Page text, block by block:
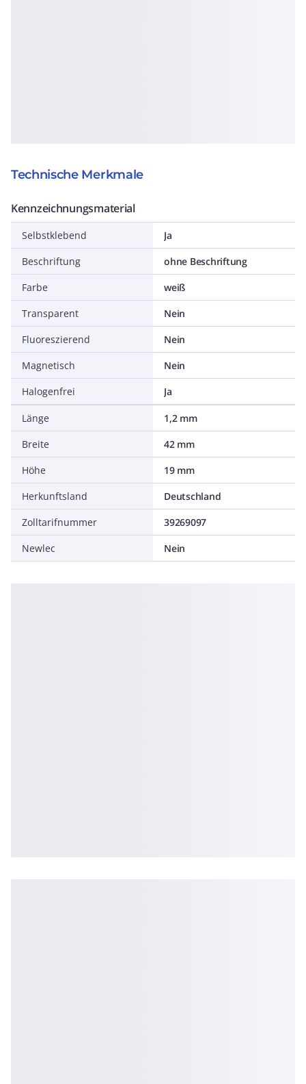
Technische Merkmale
Kennzeichnungsmaterial
Selbstklebend
Ja
Beschriftung
ohne Beschriftung
Farbe
weiß
Transparent
Nein
Fluoreszierend
Nein
Magnetisch
Nein
Halogenfrei
Ja
Länge
1,2 mm
Breite
42 mm
Höhe
19 mm
Herkunftsland
Deutschland
Zolltarifnummer
39269097
Newlec
Nein